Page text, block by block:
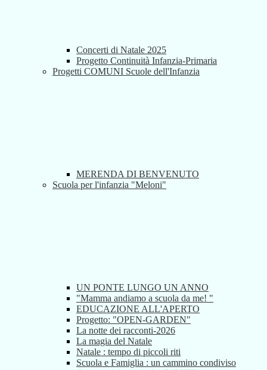
Concerti di Natale 2025
Progetto Continuità Infanzia-Primaria
Progetti COMUNI Scuole dell'Infanzia
MERENDA DI BENVENUTO
Scuola per l'infanzia "Meloni"
UN PONTE LUNGO UN ANNO
"Mamma andiamo a scuola da me! "
EDUCAZIONE ALL'APERTO
Progetto: "OPEN-GARDEN"
La notte dei racconti-2026
La magia del Natale
Natale : tempo di piccoli riti
Scuola e Famiglia : un cammino condiviso